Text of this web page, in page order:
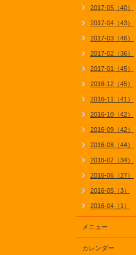
2017-05（40）
2017-04（43）
2017-03（46）
2017-02（36）
2017-01（45）
2016-12（45）
2016-11（41）
2016-10（42）
2016-09（42）
2016-08（44）
2016-07（34）
2016-06（27）
2016-05（3）
2016-04（1）
メニュー
カレンダー